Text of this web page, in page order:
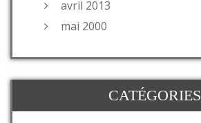
avril 2013
mai 2000
CATÉGORIES